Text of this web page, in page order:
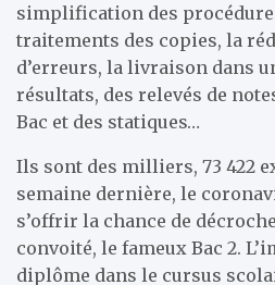
simplification des
traitements des copies, la
d’erreurs, la livraison dans
résultats, des relevés de
Bac et des statiques…
Ils sont des milliers, 73 422
semaine dernière, le
s’offrir la chance de
convoité, le fameux Bac 2.
diplôme dans le cursus